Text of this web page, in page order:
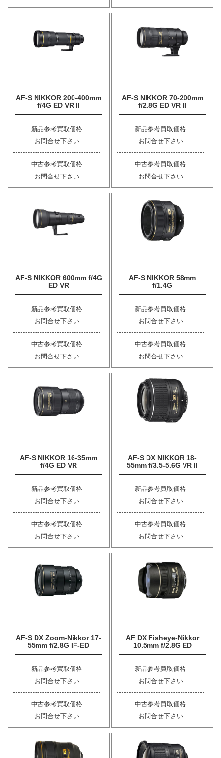
AF-S NIKKOR 200-400mm
f/4G ED VR II
新品参考買取価格
お問合せ下さい
中古参考買取価格
お問合せ下さい
AF-S NIKKOR 70-200mm
f/2.8G ED VR II
新品参考買取価格
お問合せ下さい
中古参考買取価格
お問合せ下さい
AF-S NIKKOR 600mm f/4G
ED VR
新品参考買取価格
お問合せ下さい
中古参考買取価格
お問合せ下さい
AF-S NIKKOR 58mm
f/1.4G
新品参考買取価格
お問合せ下さい
中古参考買取価格
お問合せ下さい
AF-S NIKKOR 16-35mm
f/4G ED VR
新品参考買取価格
お問合せ下さい
中古参考買取価格
お問合せ下さい
AF-S DX NIKKOR 18-
55mm f/3.5-5.6G VR II
新品参考買取価格
お問合せ下さい
中古参考買取価格
お問合せ下さい
AF-S DX Zoom-Nikkor 17-
55mm f/2.8G IF-ED
新品参考買取価格
お問合せ下さい
中古参考買取価格
お問合せ下さい
AF DX Fisheye-Nikkor
10.5mm f/2.8G ED
新品参考買取価格
お問合せ下さい
中古参考買取価格
お問合せ下さい